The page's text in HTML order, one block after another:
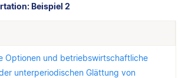
Beispiel 2
Optionen und betriebswirtschaftliche
unterperiodischen Glättung von